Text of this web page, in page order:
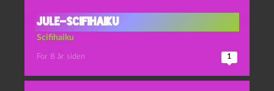
Jule-scifihaiku
Scifihaiku
For 8 år siden 1